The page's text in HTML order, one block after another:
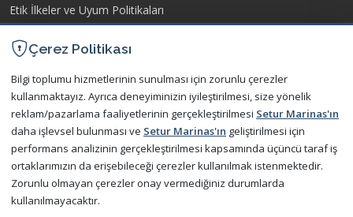
Etik İlkeler ve Uyum Politikaları
İşletme Yönetmeliği
Kişisel Verilerin Korunması
İletişim
Bize Ulaşın
Sıkça Sorulan Sorular
Çerez Politikası
Bilgi toplumu hizmetlerinin sunulması için zorunlu çerezler
kullanmaktayız. Ayrıca deneyiminizin iyileştirilmesi, size yönelik
reklam/pazarlama faaliyetlerinin gerçekleştirilmesi Setur Marinas'ın
daha işlevsel bulunması ve Setur Marinas'ın geliştirilmesi için
performans analizinin gerçekleştirilmesi kapsamında üçüncü taraf iş
ortaklarımızın da erişebileceği çerezler kullanılmak istenmektedir.
Zorunlu olmayan çerezler onay vermediğiniz durumlarda
kullanılmayacaktır.